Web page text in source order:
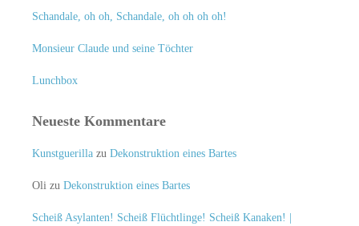
Schandale, oh oh, Schandale, oh oh oh oh!
Monsieur Claude und seine Töchter
Lunchbox
Neueste Kommentare
Kunstguerillazu Dekonstruktion eines Bartes
Oli zu Dekonstruktion eines Bartes
Scheiß Asylanten! Scheiß Flüchtlinge! Scheiß Kanaken! |